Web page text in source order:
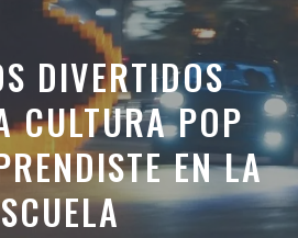
DIVERTIDOS
CULTURA POP
EN LA